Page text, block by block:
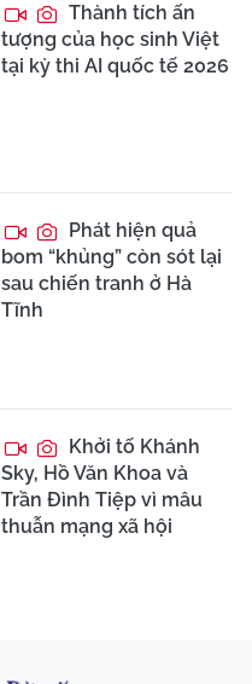
Thành tích ấn
tượng của học sinh Việt
tại kỳ thi AI quốc tế 2026
Phát hiện quả
bom “khủng” còn sót lại
sau chiến tranh ở Hà
Tĩnh
Khởi tố Khánh
Sky, Hồ Văn Khoa và
Trần Đình Tiệp vì mâu
thuẫn mạng xã hội